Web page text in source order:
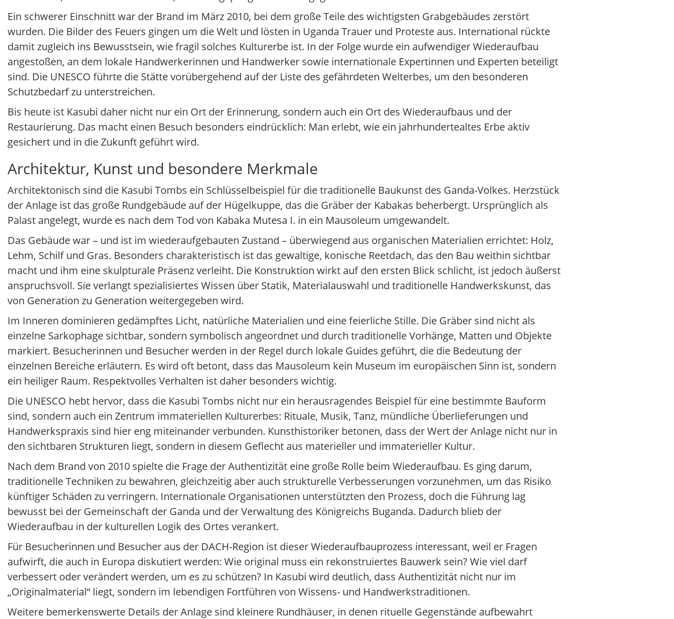
Ein schwerer Einschnitt war der Brand im März 2010, bei dem große Teile des wichtigsten Grabgebäudes zerstört
wurden. Die Bilder des Feuers gingen um die Welt und lösten in Uganda Trauer und Proteste aus. International rückte
damit zugleich ins Bewusstsein, wie fragil solches Kulturerbe ist. In der Folge wurde ein aufwendiger Wiederaufbau
angestoßen, an dem lokale Handwerkerinnen und Handwerker sowie internationale Expertinnen und Experten beteiligt
sind. Die UNESCO führte die Stätte vorübergehend auf der Liste des gefährdeten Welterbes, um den besonderen
Schutzbedarf zu unterstreichen.
Bis heute ist Kasubi daher nicht nur ein Ort der Erinnerung, sondern auch ein Ort des Wiederaufbaus und der
Restaurierung. Das macht einen Besuch besonders eindrücklich: Man erlebt, wie ein jahrhundertealtes Erbe aktiv
gesichert und in die Zukunft geführt wird.
Architektur, Kunst und besondere Merkmale
Architektonisch sind die Kasubi Tombs ein Schlüsselbeispiel für die traditionelle Baukunst des Ganda-Volkes. Herzstück
der Anlage ist das große Rundgebäude auf der Hügelkuppe, das die Gräber der Kabakas beherbergt. Ursprünglich als
Palast angelegt, wurde es nach dem Tod von Kabaka Mutesa I. in ein Mausoleum umgewandelt.
Das Gebäude war – und ist im wiederaufgebauten Zustand – überwiegend aus organischen Materialien errichtet: Holz,
Lehm, Schilf und Gras. Besonders charakteristisch ist das gewaltige, konische Reetdach, das den Bau weithin sichtbar
macht und ihm eine skulpturale Präsenz verleiht. Die Konstruktion wirkt auf den ersten Blick schlicht, ist jedoch äußerst
anspruchsvoll. Sie verlangt spezialisiertes Wissen über Statik, Materialauswahl und traditionelle Handwerkskunst, das
von Generation zu Generation weitergegeben wird.
Im Inneren dominieren gedämpftes Licht, natürliche Materialien und eine feierliche Stille. Die Gräber sind nicht als
einzelne Sarkophage sichtbar, sondern symbolisch angeordnet und durch traditionelle Vorhänge, Matten und Objekte
markiert. Besucherinnen und Besucher werden in der Regel durch lokale Guides geführt, die die Bedeutung der
einzelnen Bereiche erläutern. Es wird oft betont, dass das Mausoleum kein Museum im europäischen Sinn ist, sondern
ein heiliger Raum. Respektvolles Verhalten ist daher besonders wichtig.
Die UNESCO hebt hervor, dass die Kasubi Tombs nicht nur ein herausragendes Beispiel für eine bestimmte Bauform
sind, sondern auch ein Zentrum immateriellen Kulturerbes: Rituale, Musik, Tanz, mündliche Überlieferungen und
Handwerkspraxis sind hier eng miteinander verbunden. Kunsthistoriker betonen, dass der Wert der Anlage nicht nur in
den sichtbaren Strukturen liegt, sondern in diesem Geflecht aus materieller und immaterieller Kultur.
Nach dem Brand von 2010 spielte die Frage der Authentizität eine große Rolle beim Wiederaufbau. Es ging darum,
traditionelle Techniken zu bewahren, gleichzeitig aber auch strukturelle Verbesserungen vorzunehmen, um das Risiko
künftiger Schäden zu verringern. Internationale Organisationen unterstützten den Prozess, doch die Führung lag
bewusst bei der Gemeinschaft der Ganda und der Verwaltung des Königreichs Buganda. Dadurch blieb der
Wiederaufbau in der kulturellen Logik des Ortes verankert.
Für Besucherinnen und Besucher aus der DACH-Region ist dieser Wiederaufbauprozess interessant, weil er Fragen
aufwirft, die auch in Europa diskutiert werden: Wie original muss ein rekonstruiertes Bauwerk sein? Wie viel darf
verbessert oder verändert werden, um es zu schützen? In Kasubi wird deutlich, dass Authentizität nicht nur im
„Originalmaterial“ liegt, sondern im lebendigen Fortführen von Wissens- und Handwerkstraditionen.
Weitere bemerkenswerte Details der Anlage sind kleinere Rundhäuser, in denen rituelle Gegenstände aufbewahrt